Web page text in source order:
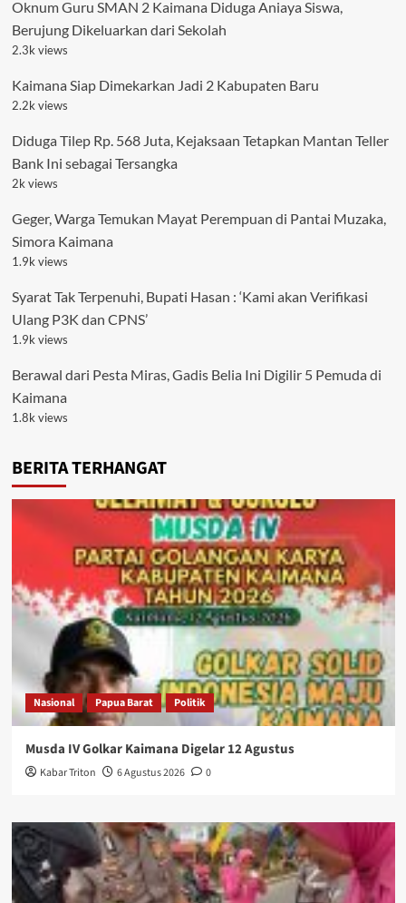
Oknum Guru SMAN 2 Kaimana Diduga Aniaya Siswa,
Berujung Dikeluarkan dari Sekolah
2.3k views
Kaimana Siap Dimekarkan Jadi 2 Kabupaten Baru
2.2k views
Diduga Tilep Rp. 568 Juta, Kejaksaan Tetapkan Mantan Teller
Bank Ini sebagai Tersangka
2k views
Geger, Warga Temukan Mayat Perempuan di Pantai Muzaka,
Simora Kaimana
1.9k views
Syarat Tak Terpenuhi, Bupati Hasan : ‘Kami akan Verifikasi
Ulang P3K dan CPNS’
1.9k views
Berawal dari Pesta Miras, Gadis Belia Ini Digilir 5 Pemuda di
Kaimana
1.8k views
BERITA TERHANGAT
Nasional Papua Barat Politik
Musda IV Golkar Kaimana Digelar 12 Agustus
Kabar Triton 6 Agustus 2026 0